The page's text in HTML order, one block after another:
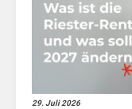
29. Juli 2026